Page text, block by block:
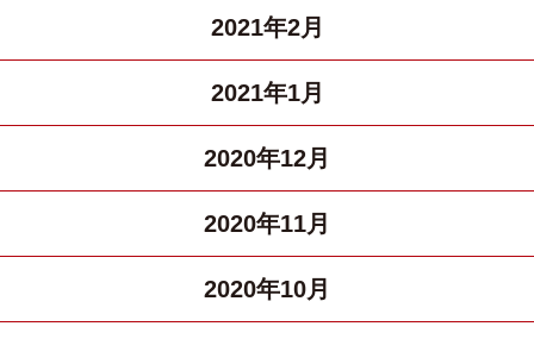
2021年2月
2021年1月
2020年12月
2020年11月
2020年10月